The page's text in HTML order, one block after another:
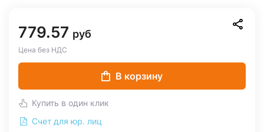
779.57 руб
Цена без НДС
В корзину
Купить в один клик
Счет для юр. лиц